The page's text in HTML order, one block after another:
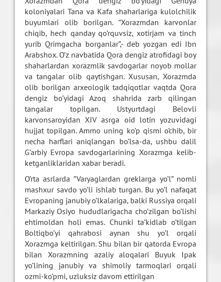
koloniyalari Tana va Kafa shaharlariga kulolchilik
buyumlari olib borilgan. “Xorazmdan karvonlar
chiqib, hech qanday qo’rquvsiz, xotirjam va tinch
yurib Qrimgacha borganlar”,- deb yozgan edi Ibn
Arabshox. O’z navbatida Qora dengiz atrofidagi boy
shaharlardan xorazmlik savdogarlar noyob mollar
va tangalar olib qaytishgan. Xususan, Xorazmda
olib borilgan arxeologik tadqiqotlar vaqtda Qora
dengiz bo’yidagi Azoq shahrida zarb qilingan
tangalar topilgan. Ustyurtdagi Belovli
karvonsaroyidan XIV asrga oid lotin yozuvidagi
hujjat topilgan. Ammo uning ko’p qismi o’chib, bir
necha harflari aniqlangan bo’lsa-da, ushbu dalil
G’arbiy Evropa savdogarlarining Xorazmga kelib-
ketganliklaridan xabar beradi.
O’rta asrlarda “Varyaglardan greklarga yo’l” nomli
mashxur savdo yo’li ishlab turgan. Bu yo’l nafaqat
Evropaning janubiy o’lkalariga, balki Russiya orqali
Markaziy Osiyo hududlarigacha cho’zilgan bo’lishi
ehtimoldan holi emas. Chunki ta’kidlab o’tilgan
Boltiqbo’yi qahrabosi aynan shu yo’l orqali
Xorazmga keltirilgan. Shu bilan bir qatorda Evropa
bilan Xorazmning azaliy aloqalari Buyuk Ipak
yo’lining janubiy va shimoliy tarmoqlari orqali
ozmi-ko’pmi, uzluksiz davom ettirilgan